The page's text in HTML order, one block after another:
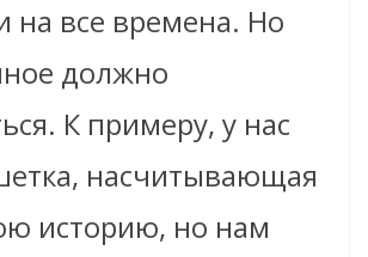
на все времена. Но
должно
К примеру, у нас
насчитывающая
историю, но нам